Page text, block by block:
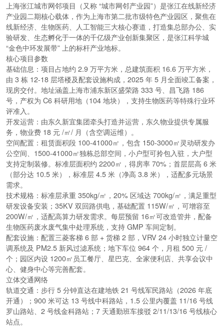
上海张江城市网邻项目（又称 “城市网邻产业园”）是张江在线新经济
产业园二期核心载体，作为上海市第二批市级特色产业园区，聚焦在
线新经济、生物医药、人工智能三大核心赛道，打造集总部办公、实
验研发、生态孵化于一体的千亿级产业创新集聚区，是张江科学城
“金色中环发展带” 上的标杆产业地标。
核心项目参数
基础信息 ：项目占地约 2.9 万平方米，总建筑面积 16.6 万平方米，
由 3 栋 12-18 层塔楼及配套设施构成，2025 年 5 月全面竣工备案，
现房交付。地址涵盖上海市浦东新区盛荣路 333 号、昌飞路 186
号，产权为 C6 科研用地（104 地块），支持生物医药等特殊行业环
评准入。
开发运营：由东久新宜集团牵头打造并运营，东久物业提供专属服
务，物业费 18 元 /㎡/ 月（含空调运维）。
空间配置 ：租赁面积段 100-41000㎡，包含 150-3000㎡灵动研发办
公空间、1500-41000㎡独栋总部空间，小户型可拎包入驻，大户型
支持定制装修。标准层面积约 2200㎡，得房率 70%；首层层高 6 米
（部分达 10.5 米），标准层 4.5 米（净高 3.8 米），适配多元场景
需求。
技术规格 ：标准层承重 350kg/㎡，20% 区域达 700kg/㎡，满足重型
研发设备安装；35KV 双回路供电，基础配置 115W/㎡，可增容至
200W/㎡，适配高算力研发需求。每层预留 16㎡可改造管井，配备
生物医药废水废气集中处理系统，支持 GMP 车间定制。
配套设施：配置三菱客梯 6 部 + 货梯 2 部，VRV 24 小时独立计量空
调系统及 PM2.5 新风过滤系统；地下车位 964 个，月租 500 元 /
个；园区内设 1200㎡员工餐厅、星巴克、全家便利店、共享会议中
心、健身中心等完善配套。
立体交通网络
轨道交通 ：步行 5 分钟直达在建地铁 21 号线军民路站（2026 年底
开通）；900 米可达 13 号线中科路站，1.5 公里内覆盖 11/16 号线
罗山路站、2 号线金科路站；7 天通勤班车接驳 2/11/13/16 号线核心
站点。